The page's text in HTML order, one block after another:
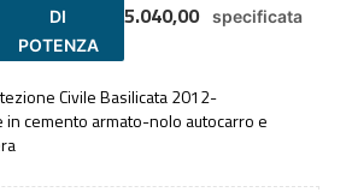
DI
POTENZA
5.040,00
specificata
Civile Basilicata 2012-
in cemento armato-nolo autocarro e